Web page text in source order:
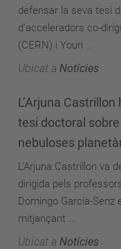
defensar la seva tesi
d’acceleradors co-
(CERN) i Youri ...
Ubicat a Notícies
L’Arjuna
tesi doctoral
nebuloses
L’Arjuna Castrillon va
dirigida pels
Domingo García-Senz
mitjançant ...
Ubicat a Notícies